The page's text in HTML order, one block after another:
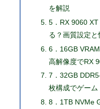
を解説
5．RX 9060 XT
る？画質設定と
6．16GB
高解像度でRX
7．32GB
枚構成でゲー
8．1TB NVMe